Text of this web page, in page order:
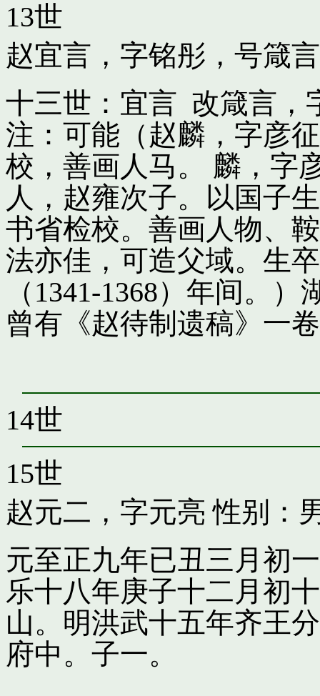
13世
赵宜言，字铭彤，号箴言
十三世：宜言 改箴言，
注：可能（赵麟，字彦
校，善画人马。 麟，字
人，赵雍次子。以国子
书省检校。善画人物、
法亦佳，可造父域。生
（1341-1368）年间。
曾有《赵待制遗稿》一
14世
15世
赵元二，字元亮 性别：
元至正九年已丑三月初
乐十八年庚子十二月初
山。明洪武十五年齐王
府中。子一。